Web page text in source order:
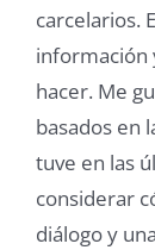
carcelarios.
información
hacer. Me
basados en
tuve en las
considerar
diálogo y